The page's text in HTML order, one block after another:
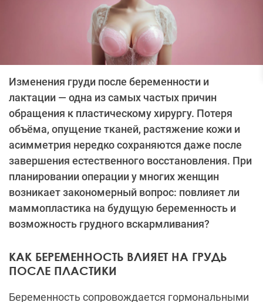
Изменения груди после беременности и
лактации — одна из самых частых причин
обращения к пластическому хирургу. Потеря
объёма, опущение тканей, растяжение кожи и
асимметрия нередко сохраняются даже после
завершения естественного восстановления. При
планировании операции у многих женщин
возникает закономерный вопрос: повлияет ли
маммопластика на будущую беременность и
возможность грудного вскармливания?
КАК БЕРЕМЕННОСТЬ ВЛИЯЕТ НА ГРУДЬ
ПОСЛЕ ПЛАСТИКИ
Беременность сопровождается гормональными